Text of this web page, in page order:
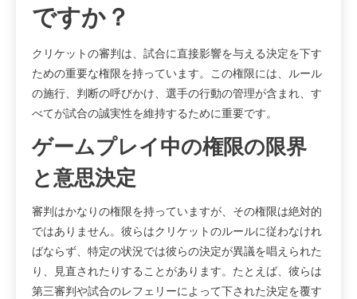
ですか？
クリケットの審判は、試合に直接影響を与える決定を下す
ための重要な権限を持っています。この権限には、ルール
の施行、判断の呼びかけ、選手の行動の管理が含まれ、す
べてが試合の誠実性を維持するために重要です。
ゲームプレイ中の権限の限界
と意思決定
審判はかなりの権限を持っていますが、その権限は絶対的
ではありません。彼らはクリケットのルールに従わなけれ
ばならず、特定の状況では彼らの決定が異議を唱えられた
り、見直されたりすることがあります。たとえば、彼らは
第三審判や試合のレフェリーによって下された決定を覆す